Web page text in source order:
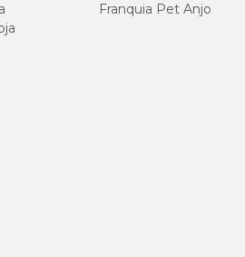
320g/kg
Franquia Pet Anjo